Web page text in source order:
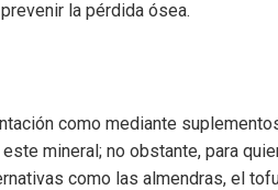
la pérdida ósea.
como mediante
mineral; no obstante, para
como las almendras, el